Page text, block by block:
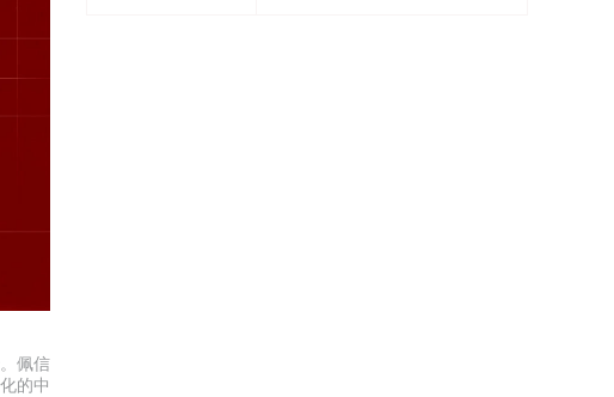
佩信
的中